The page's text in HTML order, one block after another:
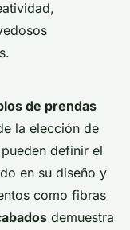
de prendas
la elección de
definir el
en su diseño y
como fibras
demuestra